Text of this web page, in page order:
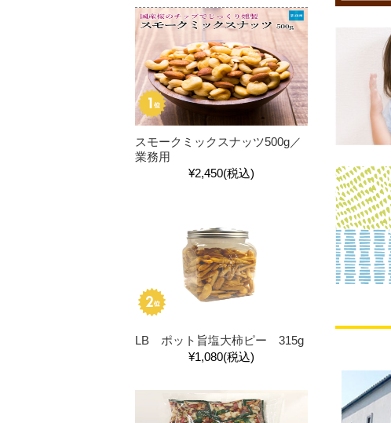
スモークミックスナッツ500g／
業務用
¥2,450(税込)
LB ポット旨塩大柿ピー 315g
¥1,080(税込)